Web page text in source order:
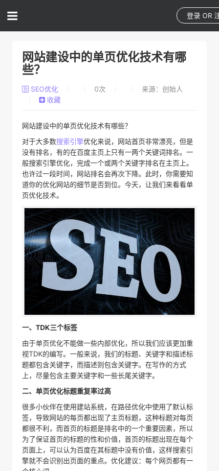
登录 OR
网站建设中的单页优化技术有哪
些？
SEO优化 0次
来源：创始人
收藏
网站建设中的单页优化技术有哪些？
对于大多数搜索引擎优化来说，网站首页非常漂亮，但是
没有排名，有的在百度主页上只有一两个关键词排名。一
般搜索引擎优化，完成一个或两个关键字排名在主页上。
也许过一段时间，网站排名会再次下降。此时，你需要知
道你的优化网站的细节是否到位。今天，让我们来看看单
页优化技术。
一、TDK三个标签
由于单页优化不能做一些内部优化，所以我们应该更加重
视TDK的编写。一般来说，我们的标题、关键字和描述标
题都包含关键字，而描述则包含关键字。在写作的方式
上，尽量包含主要关键字和一些长尾关键字。
二、单页优化标题重复率过高
很多小伙伴在使用建站系统，在路径优化中使用了默认标
签，导致网站的每页都出现了主页标题，这种标题对每页
都很不利，而首页的标题是排名中的一个重要因素，所以
为了保证首页的标题的性和价值，首页的标题出现在每个
页面上，可以认为百度在其标题中没有价值，这样搜索引
擎就不会识别出页面的重点。优化建议：每个网页都有一